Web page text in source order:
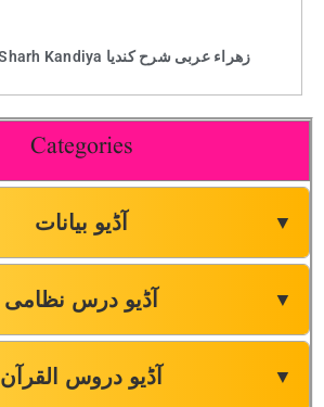
Zahra Arabi Sharh Kandiya زھراء عربی شرح کندیا
Categories
آڈیو بیانات ▼
آڈیو درس نظامی ▼
آڈیو دروس القرآن ▼